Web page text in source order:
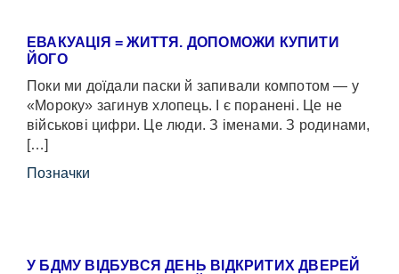
ЕВАКУАЦІЯ = ЖИТТЯ. ДОПОМОЖИ КУПИТИ
ЙОГО
Поки ми доїдали паски й запивали компотом — у
«Мороку» загинув хлопець. І є поранені. Це не
військові цифри. Це люди. З іменами. З родинами,
[…]
Позначки
У БДМУ ВІДБУВСЯ ДЕНЬ ВІДКРИТИХ ДВЕРЕЙ